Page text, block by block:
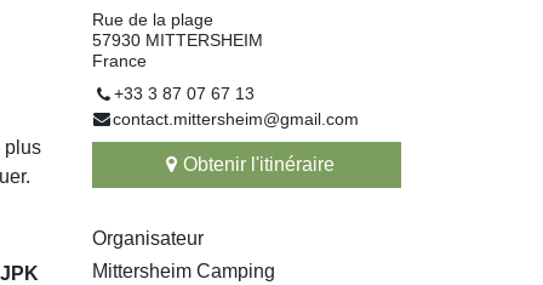
plus
JPK
Rue de la plage
57930 MITTERSHEIM
France
+33 3 87 07 67 13
contact.mittersheim@gmail.com
Obtenir l'itinéraire
Organisateur
Mittersheim Camping